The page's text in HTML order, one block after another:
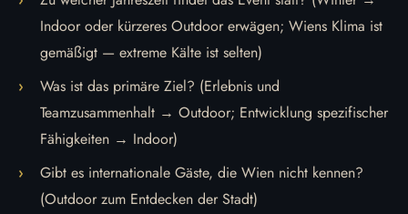
Indoor oder kürzeres Outdoor erwägen; Wiens Klima ist
gemäßigt — extreme Kälte ist selten)
Was ist das primäre Ziel? (Erlebnis und
Teamzusammenhalt → Outdoor; Entwicklung spezifischer
Fähigkeiten → Indoor)
Gibt es internationale Gäste, die Wien nicht kennen?
(Outdoor zum Entdecken der Stadt)